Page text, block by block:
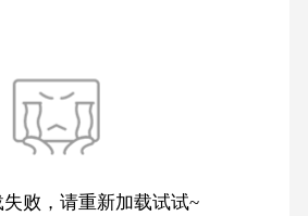
败，请重新加载试试~